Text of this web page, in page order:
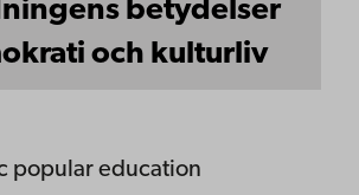
betydelser
och kulturliv
popular education